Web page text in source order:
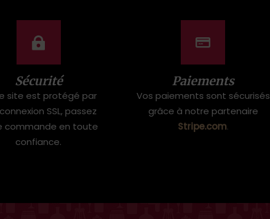
Sécurité
site est protégé par
SSL, passez
commande en toute
confiance.
Paiements
Vos paiements sont sécurisés
grâce à notre partenaire
Stripe.com.